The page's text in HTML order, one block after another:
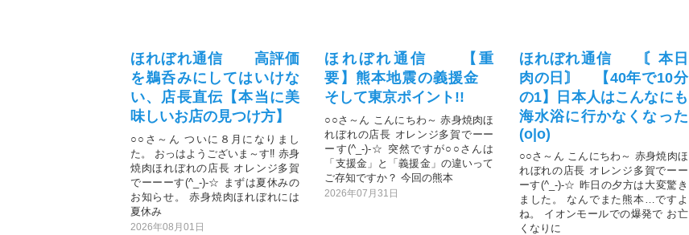
ほれぼれ通信 高評価
を鵜呑みにしてはいけな
い、店長直伝【本当に美
味しいお店の見つけ方】
○○さ～ん ついに８月になりまし
た。 おっはようございま～す‼️ 赤身
焼肉ほれぼれの店長 オレンジ多賀
でーーーす(^_-)-☆ まずは夏休みの
お知らせ。 赤身焼肉ほれぼれには
夏休み
2026年08月01日
ほれぼれ通信 【重
要】熊本地震の義援金
そして東京ポイント!!
○○さ～ん こんにちわ～ 赤身焼肉ほ
れぼれの店長 オレンジ多賀でーー
ーす(^_-)-☆ 突然ですが○○さんは
「支援金」と「義援金」の違いって
ご存知ですか？ 今回の熊本
2026年07月31日
ほれぼれ通信 〘本日
肉の日〙 【40年で10分
の1】日本人はこんなにも
海水浴に行かなくなった
(o|o)
○○さ～ん こんにちわ～ 赤身焼肉ほ
れぼれの店長 オレンジ多賀でーー
ーす(^_-)-☆ 昨日の夕方は大変驚き
ました。 なんでまた熊本…ですよ
ね。 イオンモールでの爆発で お亡
くなりに